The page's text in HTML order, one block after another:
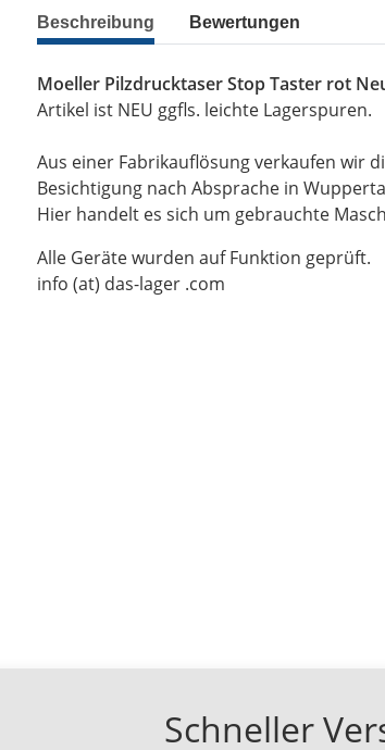
Beschreibung Bewertungen
Moeller Pilzdrucktaser Stop Taster rot
Artikel ist NEU ggfls. leichte Lagerspuren.
Aus einer Fabrikauflösung verkaufen wir
Besichtigung nach Absprache in
Hier handelt es sich um gebrauchte
Alle Geräte wurden auf Funktion geprüft.
info (at) das-lager .com
Schneller